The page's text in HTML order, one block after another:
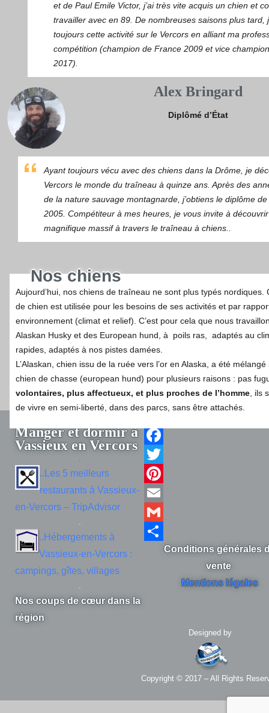
et de Paul Emile Victor, j’ai très vite acquis un chien et
travailler avec en 89. De nombreuses saisons plus tard,
toujours cette activité sur le Vercors en alliant ma
compétition (champion de France 2009 et vice
2017).
Alex Bringard
Diplômé d’État
Ayant toujours vécu avec des chiens dans la Drôme, je
Vercors le monde du traîneau à quinze ans. Après des
de la nature sauvage montagnarde, j’obtiens le diplôme
2005. Compétiteur à mes heures, je vous invite à
magnifique massif à travers le traîneau à chiens..
Nos chiens
Aujourd’hui, nos chiens de traîneau ne sont plus typés nordiques.
de chien est utilisée pour les besoins de ses activités et par
environnement (climat et relief). C’est pour cela que nous
Alaskan Husky et des European hund, à poils ras, adaptés au
rapides, adaptés à nos pistes damées.
L’Alaskan, chien issu de la ruée vers l’or en Alaska, a été
chien de chasse (european hund) pour plusieurs raisons : pas
volontaires, plus affectueux, et plus proches de l’homme , ils
de vivre en semi-liberté, dans des parcs, sans être attachés.
Manger et dormir à
Vassieux en Vercors
.
..Les 5 meilleurs
restaurants à Vassieux-
en-Vercors – TripAdvisor
.
..Hébergements à
Vassieux-en-Vercors :
campings, gîtes, villages
.
Nos coups de cœur dans la
région
Facebook
Twitter
Pinterest
Email
Gmail
PartagerConditions générales
vente
Mentions légales
Designed by
Copyright © 2017 – All Rights